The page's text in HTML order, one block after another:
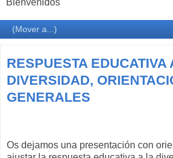
Bienvenidos
RESPUESTA EDUCATIVA
DIVERSIDAD,
GENERALES
Os dejamos una presentación con